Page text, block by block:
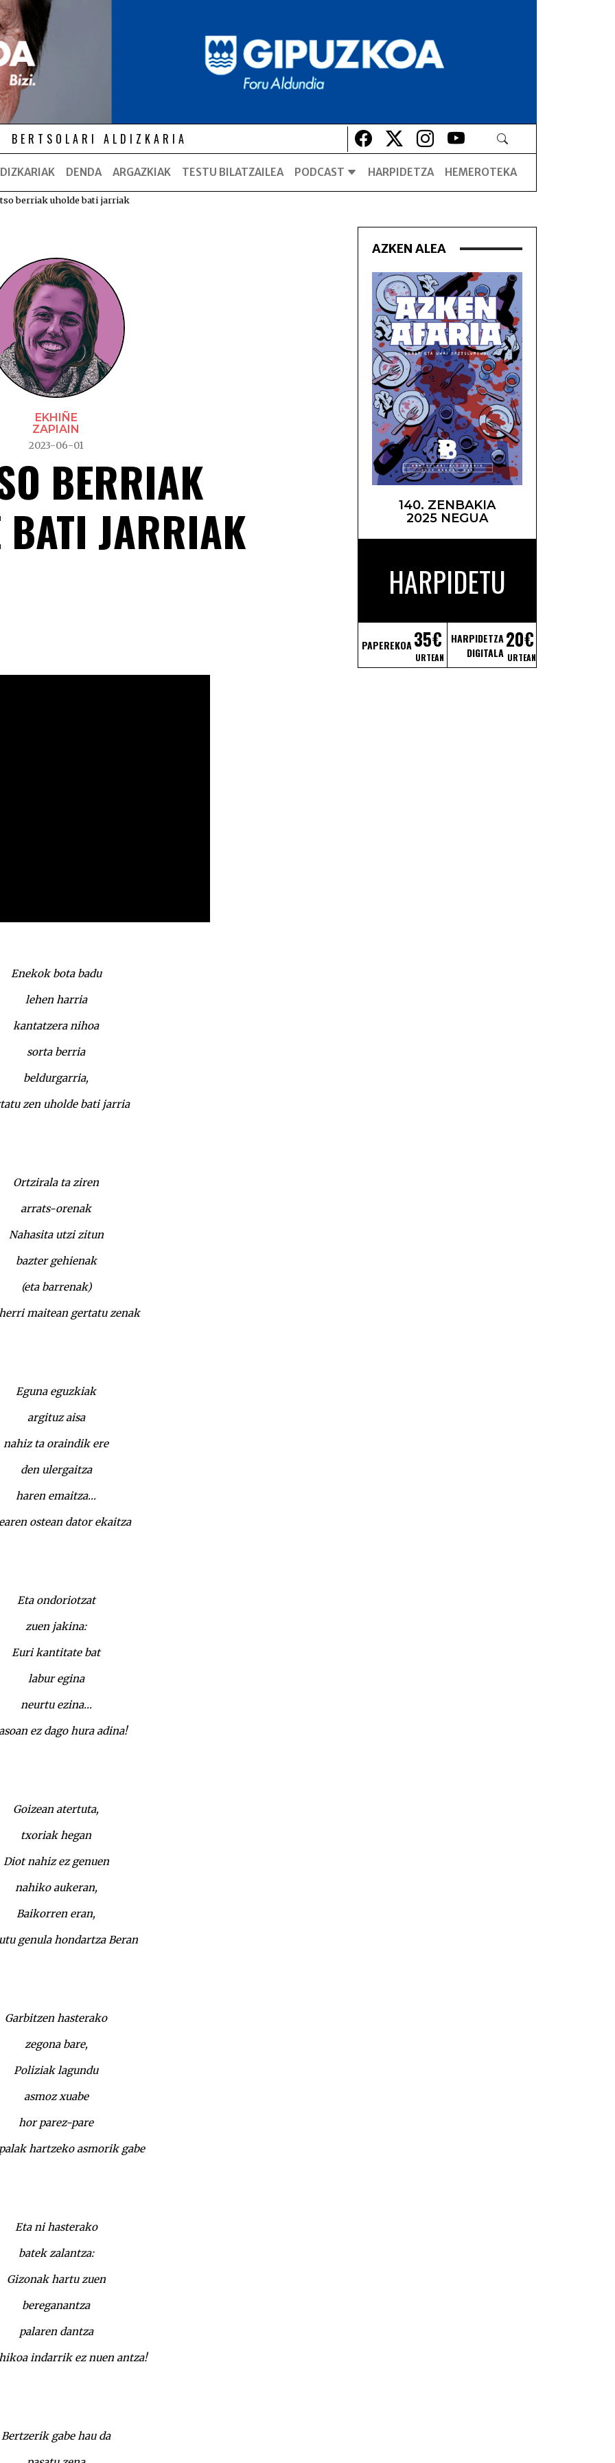
BERTSOLARI ALDIZKARIA Lehio berrian irekiko da
Lehio berrian irekiko da
Lehio berrian irekiko da
Lehio berrian irekiko da
DENDA ARGAZKIAK TESTU BILATZAILEA PODCAST HARPIDETZA HEMEROTEKA
berriak uholde bati jarriak
EKHIÑE
ZAPIAIN
2023-06-01
BERRIAK
BATI JARRIAK
Enekok bota badu
lehen harria
kantatzera nihoa
sorta berria
beldurgarria,
zen uholde bati jarria
Ortzirala ta ziren
arrats-orenak
Nahasita utzi zitun
bazter gehienak
(eta barrenak)
maitean gertatu zenak
Eguna eguzkiak
argituz aisa
nahiz ta oraindik ere
den ulergaitza
haren emaitza…
ostean dator ekaitza
Eta ondoriotzat
zuen jakina:
Euri kantitate bat
labur egina
neurtu ezina…
ez dago hura adina!
Goizean atertuta,
txoriak hegan
Diot nahiz ez genuen
nahiko aukeran,
Baikorren eran,
genula hondartza Beran
Garbitzen hasterako
zegona bare,
Poliziak lagundu
asmoz xuabe
hor parez-pare
hartzeko asmorik gabe
Eta ni hasterako
batek zalantza:
Gizonak hartu zuen
bereganantza
palaren dantza
indarrik ez nuen antza!
Bertzerik gabe hau da
AZKEN ALEA
140. ZENBAKIA
2025 NEGUA
HARPIDETU
PAPEREKOA35€
URTEAN
HARPIDETZA
DIGITALA
20€
URTEAN